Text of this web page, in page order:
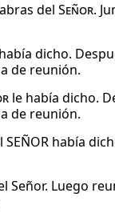
del Señor.
había dicho.
de reunión.
le había dicho.
de reunión.
había
Señor. Luego